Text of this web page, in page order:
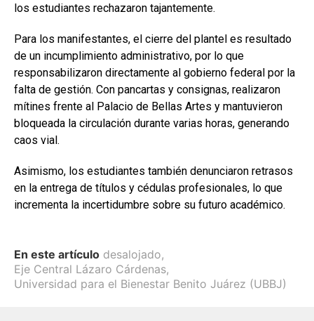
los estudiantes rechazaron tajantemente.
Para los manifestantes, el cierre del plantel es resultado
de un incumplimiento administrativo, por lo que
responsabilizaron directamente al gobierno federal por la
falta de gestión. Con pancartas y consignas, realizaron
mítines frente al Palacio de Bellas Artes y mantuvieron
bloqueada la circulación durante varias horas, generando
caos vial.
Asimismo, los estudiantes también denunciaron retrasos
en la entrega de títulos y cédulas profesionales, lo que
incrementa la incertidumbre sobre su futuro académico.
En este artículo desalojado,
Eje Central Lázaro Cárdenas,
Universidad para el Bienestar Benito Juárez (UBBJ)